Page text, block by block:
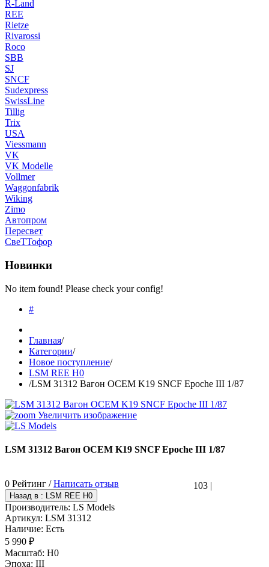
R-Land
REE
Rietze
Rivarossi
Roco
SBB
SJ
SNCF
Sudexpress
SwissLine
Tillig
Trix
USA
Viessmann
VK
VK Modelle
Vollmer
Waggonfabrik
Wiking
Zimo
Автопром
Пересвет
СвеТТофор
Новинки
No item found! Please check your config!
#
Главная/
Категории/
Новое поступление/
LSM REE H0
/LSM 31312 Вагон OCEM K19 SNCF Epoche III 1/87
Увеличить изображение
LSM 31312 Вагон OCEM K19 SNCF Epoche III 1/87
103 |
0 Рейтинг /Написать отзыв
Производитель: LS Models
Артикул: LSM 31312
Наличие: Есть
5 990 ₽
Масштаб: H0
Эпоха: III